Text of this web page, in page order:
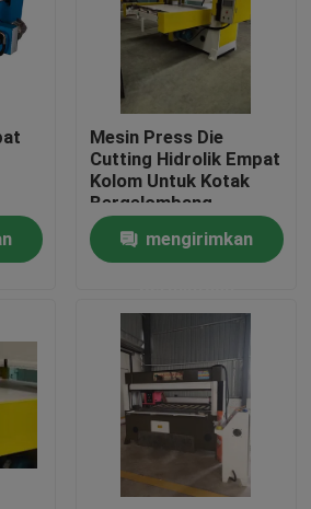
Hidrolik
Hidrolik
Mesin Press Die
Cutting Hidrolik Empat
Kolom Untuk Kotak
Bergelombang
mengirimkan